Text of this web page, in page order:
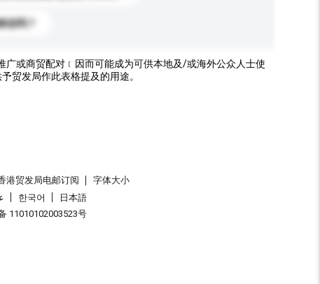
志吗？
或商贸配对﹝因而可能成为可供本地及/或海外公众人士使
贸发局作此表格提及的用途。
港贸发局电邮订阅
字体大小
한국어
日本語
11010102003523号